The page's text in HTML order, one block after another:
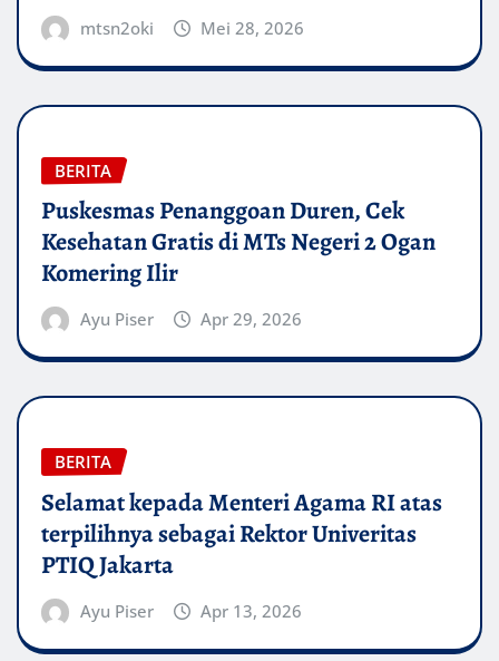
mtsn2oki Mei 28, 2026
BERITA
Puskesmas Penanggoan Duren, Cek
Kesehatan Gratis di MTs Negeri 2 Ogan
Komering Ilir
Ayu Piser Apr 29, 2026
BERITA
Selamat kepada Menteri Agama RI atas
terpilihnya sebagai Rektor Univeritas
PTIQ Jakarta
Ayu Piser Apr 13, 2026